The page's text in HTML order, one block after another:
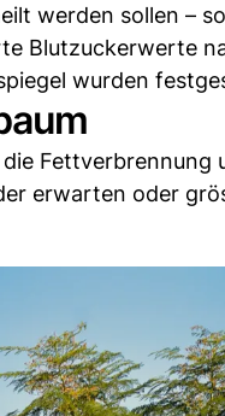
werden sollen –
Blutzuckerwerte
wurden
Fettverbrennung
erwarten oder